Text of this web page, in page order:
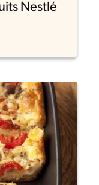
Nestlé